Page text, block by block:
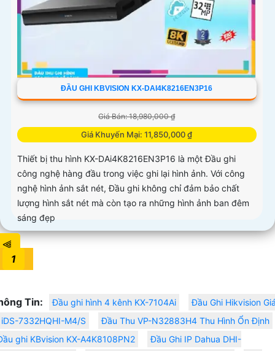
ĐẦU GHI KBVISION KX-DAI4K8216EN3P16
Giá Bán: 18,980,000 ₫
Giá Khuyến Mại: 11,850,000 ₫
Thiết bị thu hình KX-DAi4K8216EN3P16 là một Đầu ghi
công nghệ hàng đầu trong việc ghi lại hình ảnh. Với công
nghệ hình ảnh sắt nét, Đầu ghi không chỉ đảm bảo chất
lượng hình sắt nét mà còn tạo ra những hình ảnh ban đêm
sáng đẹp
⫷
1
Tin: Đầu ghi hình 4 kênh KX-7104Ai
Đầu Ghi Hikvision
7332HQHI-M4/S
Đầu Thu VP-N32883H4 Thu Hình Ổn Định
ghi KBvision KX-A4K8108PN2
Đầu Ghi IP Dahua DHI-